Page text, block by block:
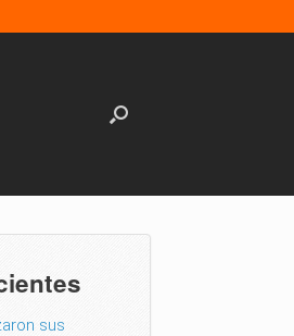
sus